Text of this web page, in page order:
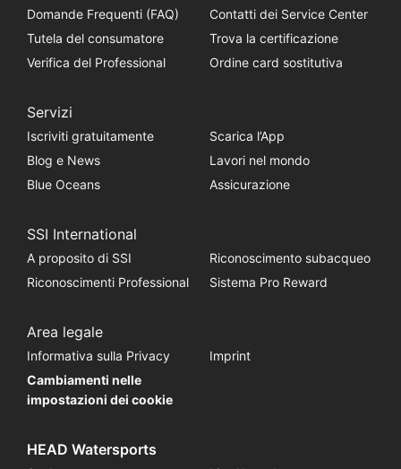
Domande Frequenti (FAQ)
Contatti dei Service Center
Tutela del consumatore
Trova la certificazione
Verifica del Professional
Ordine card sostitutiva
Servizi
Iscriviti gratuitamente
Scarica l’App
Blog e News
Lavori nel mondo
Blue Oceans
Assicurazione
SSI International
A proposito di SSI
Riconoscimento subacqueo
Riconoscimenti Professional
Sistema Pro Reward
Area legale
Informativa sulla Privacy
Imprint
Cambiamenti nelle
impostazioni dei cookie
HEAD Watersports